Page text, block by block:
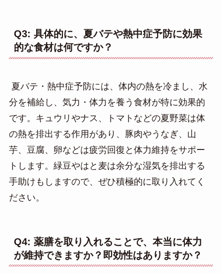
Q3: 具体的に、夏バテや熱中症予防に効果
的な食材は何ですか？
夏バテ・熱中症予防には、体内の熱を冷まし、水
分を補給し、気力・体力を養う食材が特に効果的
です。キュウリやナス、トマトなどの夏野菜は体
の熱を排出する作用があり、豚肉やうなぎ、山
芋、豆腐、卵などは疲労回復と体力維持をサポー
トします。緑豆やはと麦は余分な湿気を排出する
手助けもしますので、ぜひ積極的に取り入れてく
ださい。
Q4: 薬膳を取り入れることで、本当に体力
が維持できますか？即効性はありますか？